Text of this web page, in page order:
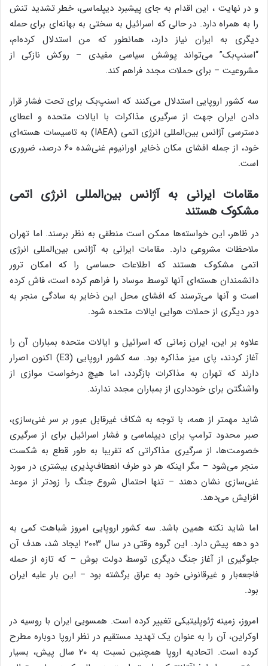
و در نهایت ، این اقدام به جای پیشبرد دیپلماسی، خطر تشدید تنش
را به همراه دارد. در حالی که اسرائیل به سختی به بهانه‌ای برای حمله
دیگری به ایران نیاز دارد، همانطور که من استدلال کرده‌ام،
“اسنپ‌بک” می‌تواند پوشش سیاسی مفیدی – روکش نازکی از
مشروعیت – برای حملات مجدد فراهم کند.
سه کشور اروپایی استدلال می‌کنند که اسنپ‌بک برای تحت فشار قرار
دادن ایران جهت از سرگیری مذاکرات با ایالات متحده و اعطای
دسترسی آژانس بین‌المللی انرژی اتمی (IAEA) به تاسیسات هسته‌ای
خود، از جمله افشای مکان ذخایر اورانیوم غنی‌شده ۶۰ درصد، ضروری
است.
مقامات ایرانی به آژانس بین‌المللی انرژی اتمی
مشکوک هستند
در ظاهر، این خواسته‌ها ممکن است منطقی به نظر برسند. اما تهران
ملاحظات مشروعی دارد. مقامات ایرانی به آژانس بین‌المللی انرژی
اتمی مشکوک هستند که اطلاعات حساسی را که امکان ترور
دانشمندان هسته‌ای آنها توسط موساد را فراهم کرده است، فاش کرده
است و آنها می‌ترسند که افشای محل این ذخایر به سادگی منجر به
دور دیگری از حملات هوایی ایالات متحده شود.
علاوه بر این، ایران زمانی که اسرائیل و ایالات متحده بمباران آن را
آغاز کردند، پای میز مذاکره بود. سه کشور اروپایی (E3) اکنون اصرار
دارند که تهران به مذاکرات بازگردد، اما هیچ درخواست موازی از
واشنگتن برای خودداری از بمباران مجدد ندارند.
شاید مهمتر از همه، با توجه به شکاف غیرقابل عبور بر سر غنی‌سازی،
صبر محدود ترامپ برای دیپلماسی و فشار اسرائیل برای از سرگیری
خصومت‌ها، از سرگیری مذاکراتی که تقریبا به طور قطع به شکست
منجر می‌شود – مگر اینکه هر دو طرف انعطاف‌پذیری بیشتری در مورد
غنی‌سازی نشان دهند – تنها احتمال شروع جنگ را زودتر از موعد
افزایش می‌دهد.
اما شاید نکته همین باشد. سه کشور اروپایی امروز شباهت کمی به
دو دهه پیش دارد. این گروه وقتی در سال ۲۰۰۳ ایجاد شد، هدف آن
جلوگیری از آغاز جنگ دیگری توسط دولت بوش – که تازه از حمله
فاجعه‌بار و غیرقانونی خود به عراق برگشته بود – این بار علیه ایران
بود.
امروز، زمینه ژئوپلیتیکی تغییر کرده است. همسویی ایران با روسیه در
اوکراین، آن را به عنوان یک تهدید مستقیم در نظر اروپا دوباره مطرح
کرده است. اتحادیه اروپا همچنین نسبت به ۲۰ سال پیش، بسیار